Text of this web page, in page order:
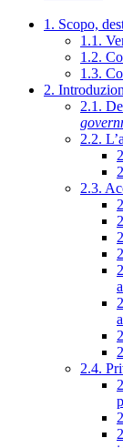
1. Scopo,
1.1.
1.2.
1.3.
2.
2.1.
2.2.
2.3.
2.4.